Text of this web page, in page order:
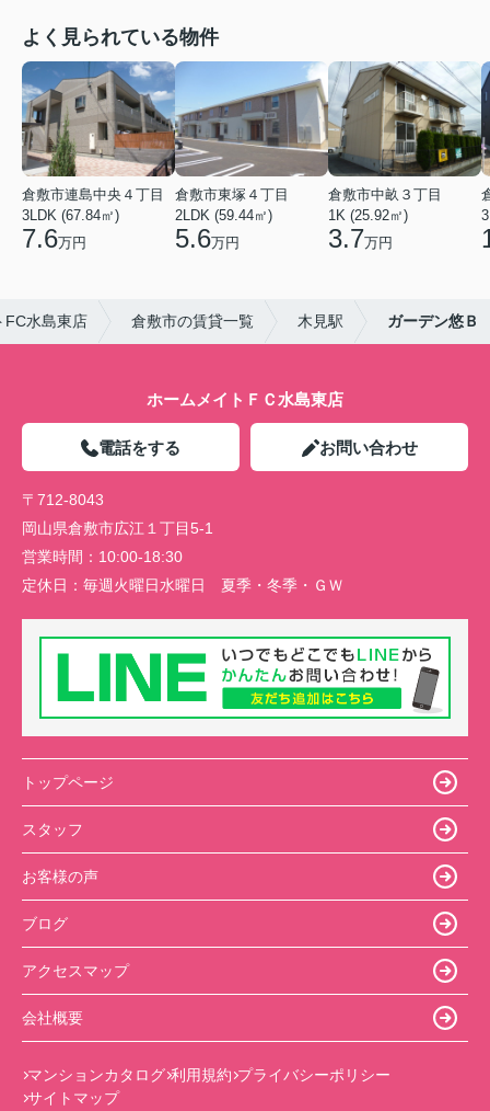
よく見られている物件
倉敷市連島中央４丁目
3LDK (67.84㎡)
7.6万円
倉敷市東塚４丁目
2LDK (59.44㎡)
5.6万円
倉敷市中畝３丁目
1K (25.92㎡)
3.7万円
FC水島東店 倉敷市の賃貸一覧 木見駅 ガーデン悠Ｂ
ホームメイトＦＣ水島東店
電話をする お問い合わせ
〒712-8043
岡山県倉敷市広江１丁目5-1
営業時間： 10:00-18:30
定休日： 毎週火曜日水曜日 夏季・冬季・ＧＷ
トップページ
スタッフ
お客様の声
ブログ
アクセスマップ
会社概要
マンションカタログ 利用規約 プライバシーポリシー
サイトマップ